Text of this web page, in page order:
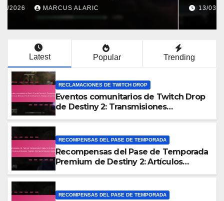
Transmisiones colaborativas,
Reclamación de bonificaciones,
13/03/2026 MARCUS ALARIC
Latest Popular Trending
RECLAMACIONES DE TWITCH DROP
Eventos comunitarios de Twitch Drop
de Destiny 2: Transmisiones
participación
RECOMPENSAS DEL PASE DE TEMPORADA
Recompensas del Pase de Temporada
Premium de Destiny 2: Artículos
RECOMPENSAS DEL PASE DE TEMPORADA